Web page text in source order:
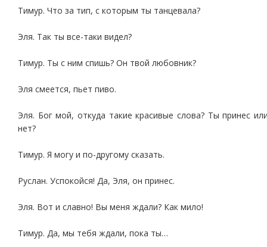
Тимур. Что за тип, с которым ты танцевала?
Эля. Так ты все-таки видел?
Тимур. Ты с ним спишь? Он твой любовник?
Эля смеется, пьет пиво.
Эля. Бог мой, откуда такие красивые слова? Ты принес
нет?
Тимур. Я могу и по-другому сказать.
Руслан. Успокойся! Да, Эля, он принес.
Эля. Вот и славно! Вы меня ждали? Как мило!
Тимур. Да, мы тебя ждали, пока ты…